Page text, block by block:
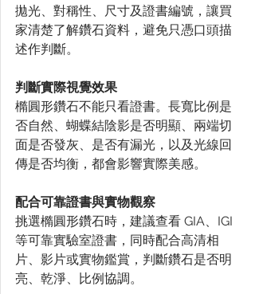
拋光、對稱性、尺寸及證書編號，讓買
家清楚了解鑽石資料，避免只憑口頭描
述作判斷。
判斷實際視覺效果
橢圓形鑽石不能只看證書。長寬比例是
否自然、蝴蝶結陰影是否明顯、兩端切
面是否發灰、是否有漏光，以及光線回
傳是否均衡，都會影響實際美感。
配合可靠證書與實物觀察
挑選橢圓形鑽石時，建議查看 GIA、IGI
等可靠實驗室證書，同時配合高清相
片、影片或實物鑑賞，判斷鑽石是否明
亮、乾淨、比例協調。